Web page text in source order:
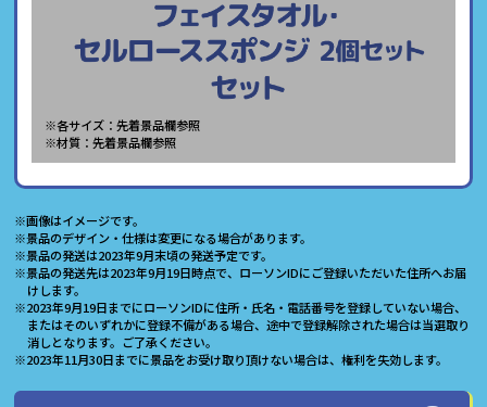
※各サイズ：先着景品欄参照
※材質：先着景品欄参照
※画像はイメージです。
※景品のデザイン・仕様は変更になる場合があります。
※景品の発送は2023年9月末頃の発送予定です。
※景品の発送先は2023年9月19日時点で、ローソンIDにご登録いただいた住所へお届
けします。
※2023年9月19日までにローソンIDに住所・氏名・電話番号を登録していない場合、
またはそのいずれかに登録不備がある場合、途中で登録解除された場合は当選取り
消しとなります。ご了承ください。
※2023年11月30日までに景品をお受け取り頂けない場合は、権利を失効します。